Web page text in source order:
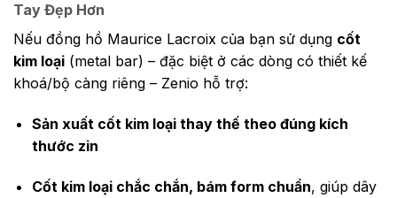
Tay Đẹp Hơn
Nếu đồng hồ Maurice Lacroix của bạn sử dụng cốt
kim loại (metal bar) – đặc biệt ở các dòng có thiết kế
khoá/bộ càng riêng – Zenio hỗ trợ:
Sản xuất cốt kim loại thay thế theo đúng kích
thước zin
Cốt kim loại chắc chắn, bám form chuẩn, giúp dây